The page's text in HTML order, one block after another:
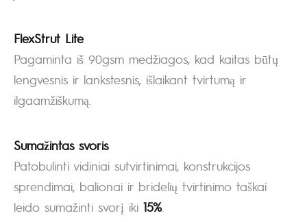
FlexStrut Lite
Pagaminta iš 90gsm medžiagos, kad kaitas būtų
lengvesnis ir lankstesnis, išlaikant tvirtumą ir
ilgaamžiškumą.
Sumažintas svoris
Patobulinti vidiniai sutvirtinimai, konstrukcijos
sprendimai, balionai ir bridelių tvirtinimo taškai
leido sumažinti svorį iki 15%.